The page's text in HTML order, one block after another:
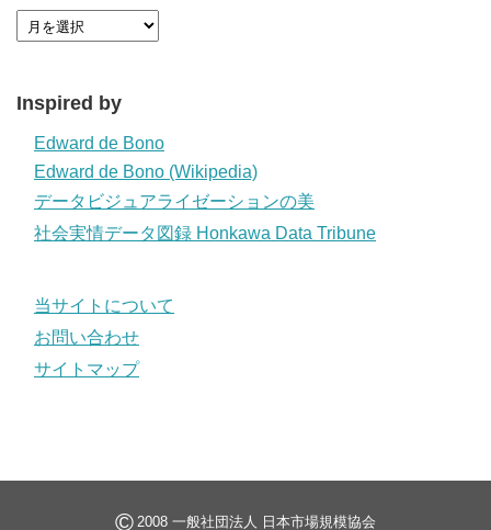
Inspired by
Edward de Bono
Edward de Bono (Wikipedia)
データビジュアライゼーションの美
社会実情データ図録 Honkawa Data Tribune
当サイトについて
お問い合わせ
サイトマップ
© 2008 一般社団法人 日本市場規模協会